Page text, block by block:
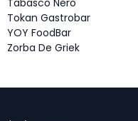
Tabasco Nero
Tokan Gastrobar
YOY FoodBar
Zorba De Griek